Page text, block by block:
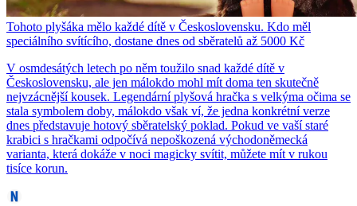
Tohoto plyšáka mělo každé dítě v Československu. Kdo měl
speciálního svítícího, dostane dnes od sběratelů až 5000 Kč
V osmdesátých letech po něm toužilo snad každé dítě v
Československu, ale jen málokdo mohl mít doma ten skutečně
nejvzácnější kousek. Legendární plyšová hračka s velkýma očima se
stala symbolem doby, málokdo však ví, že jedna konkrétní verze
dnes představuje hotový sběratelský poklad. Pokud ve vaší staré
krabici s hračkami odpočívá nepoškozená východoněmecká
varianta, která dokáže v noci magicky svítit, můžete mít v rukou
tisíce korun.